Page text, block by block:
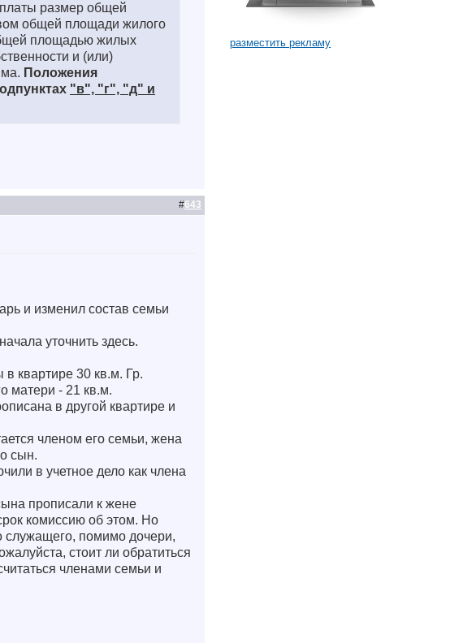
размер общей
общей площади жилого
площадью жилых
и (или)
Положения
"в", "г", "д" и
#643
и изменил состав семьи
уточнить здесь.
квартире 30 кв.м. Гр.
матери - 21 кв.м.
в другой квартире и
членом его семьи, жена
сын.
в учетное дело как члена
прописали к жене
комиссию об этом. Но
служащего, помимо дочери,
стоит ли обратиться
членами семьи и
разместить рекламу